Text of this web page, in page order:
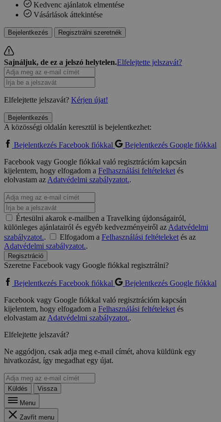
Kedvenc ajánlatok elmentése
Vásárlások áttekintése
Bejelentkezés Regisztrálni szeretnék
Sajnáljuk, de ez a jelszó helytelen.Elfelejtette jelszavát?
Elfelejtette jelszavát? Kérjen újat!
Bejelentkezés
A közösségi oldalán keresztül is bejelentkezhet:
Bejelentkezés Facebook fiókkal
Bejelentkezés Google fiókkal
Facebook vagy Google fiókkal való regisztrációm kapcsán
kijelentem, hogy elfogadom a Felhasználási feltételeketés
elolvastam azAdatvédelmi szabályzatot..
Értesülni akarok e-mailben a Travelking újdonságairól,
különleges ajánlatairól és egyéb kedvezményeiről azAdatvédelmi
szabályzatot.. Elfogadom a Felhasználási feltételeketés az
Adatvédelmi szabályzatot..
Regisztráció
Szeretne Facebook vagy Google fiókkal regisztrálni?
Bejelentkezés Facebook fiókkal
Bejelentkezés Google fiókkal
Facebook vagy Google fiókkal való regisztrációm kapcsán
kijelentem, hogy elfogadom a Felhasználási feltételeketés
elolvastam azAdatvédelmi szabályzatot..
Elfelejtette jelszavát?
Ne aggódjon, csak adja meg e-mail címét, ahova küldünk egy
hivatkozást, így megadhat egy újat.
Küldés
Vissza
Menu
Zavřít menu